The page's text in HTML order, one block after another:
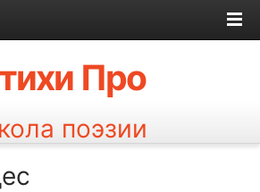
Про
поэзии